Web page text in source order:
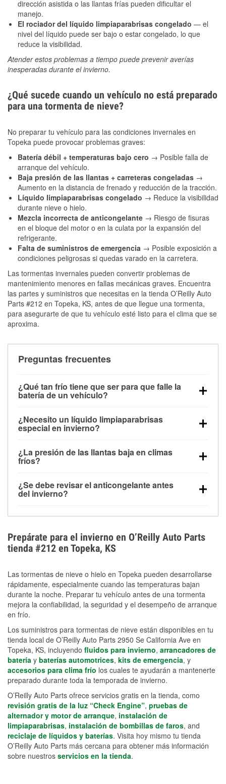
dirección asistida o las llantas frías pueden dificultar el
manejo.
El rociador del líquido limpiaparabrisas congelado — el
nivel del líquido puede ser bajo o estar congelado, lo que
reduce la visibilidad.
Atender estos problemas a tiempo puede prevenir averías
inesperadas durante el invierno.
¿Qué sucede cuando un vehículo no está preparado
para una tormenta de nieve?
No preparar tu vehículo para las condiciones invernales en
Topeka puede provocar problemas graves:
Batería débil + temperaturas bajo cero → Posible falla de
arranque del vehículo.
Baja presión de las llantas + carreteras congeladas →
Aumento en la distancia de frenado y reducción de la tracción.
Líquido limpiaparabrisas congelado → Reduce la visibilidad
durante nieve o hielo.
Mezcla incorrecta de anticongelante → Riesgo de fisuras
en el bloque del motor o en la culata por la expansión del
refrigerante.
Falta de suministros de emergencia → Posible exposición a
condiciones peligrosas si quedas varado en la carretera.
Las tormentas invernales pueden convertir problemas de
mantenimiento menores en fallas mecánicas graves. Encuentra
las partes y suministros que necesitas en la tienda O’Reilly Auto
Parts #212 en Topeka, KS, antes de que llegue una tormenta,
para asegurarte de que tu vehículo esté listo para el clima que se
aproxima.
Preguntas frecuentes
¿Qué tan frío tiene que ser para que falle la
batería de un vehículo?
debajo de los 32 °F y puede perder hasta la mitad de
su potencia de arranque cerca de los 0 °F, lo que
arranque.
¿Necesito un líquido limpiaparabrisas
especial en invierno?
la congelación y ayuda a disolver la sal y la nieve
derretida en la carretera para mejorar la visibilidad.
¿La presión de las llantas baja en climas
fríos?
alrededor de 1 PSI por cada 10 °F que baja la
temperatura. Puedes obtener más información sobre
¿Se debe revisar el anticongelante antes
del invierno?
el sobrecalentamiento en condiciones de frío
extremo. Aprende cómo comprobar la protección
anticongelante en nuestra sección How-To.
Prepárate para el invierno en O’Reilly Auto Parts
tienda #212 en Topeka, KS
Las tormentas de nieve o hielo en Topeka pueden desarrollarse
rápidamente, especialmente cuando las temperaturas bajan
durante la noche. Preparar tu vehículo antes de una tormenta
mejora la confiabilidad, la seguridad y el desempeño de arranque
en frío.
Los suministros para tormentas de nieve están disponibles en tu
tienda local de O’Reilly Auto Parts 2950 Se California Ave en
Topeka, KS, incluyendo fluidos para invierno, arrancadores de
batería y baterías automotrices, kits de emergencia, y
accesorios para clima frío los cuales te ayudarán a mantenerte
preparado durante toda la temporada de invierno.
O’Reilly Auto Parts ofrece servicios gratis en la tienda, como
revisión gratis de la luz “Check Engine”, pruebas de
alternador y motor de arranque, instalación de
limpiaparabrisas, instalación de bombillas de faros, and
reciclaje de líquidos y baterías. Visita hoy mismo tu tienda
O’Reilly Auto Parts más cercana para obtener más información
sobre nuestros servicios en la tienda.